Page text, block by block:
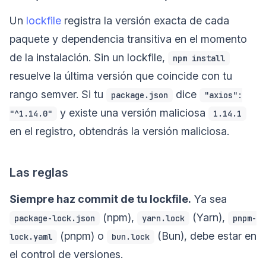
Un lockfile registra la versión exacta de cada
paquete y dependencia transitiva en el momento
de la instalación. Sin un lockfile,
npm install
resuelve la última versión que coincide con tu
rango semver. Si tu
package.json dice
"axios":
"^1.14.0"
y existe una versión maliciosa 1.14.1
en el registro, obtendrás la versión maliciosa.
Las reglas
Siempre haz commit de tu lockfile. Ya sea
package-lock.json (npm), yarn.lock (Yarn),
pnpm-
lock.yaml
(pnpm) o bun.lock
(Bun), debe estar en
el control de versiones.